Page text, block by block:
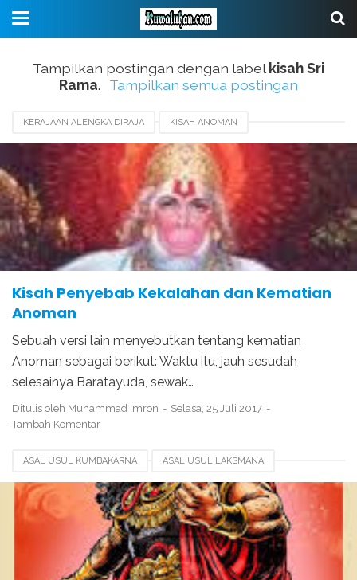
Tampilkan postingan dengan label kisah Sri
Rama. Tampilkan semua postingan
KERAJAAN ALENGKA DIRAJA KISAH ANOMAN
KISAH HANOMAN KISAH KEMATIAN ANOMAN
KISAH RAMA DAN SHINTA KISAH RAMAYANA KISAH SRI RAMA
SEJARAH KEMATIAN ANOMAN
Kisah Penyebab Kekalahan dan Kematian
Anoman
Sebuah versi lain menyebutkan tentang kematian
Anoman sebagai berikut: Waktu itu, jauh sesudah
selesainya Baratayuda, sewak…
Ditulis oleh Muhammad Imron
Selasa, 25 Juli 2017
Tambah Komentar
ASAL USUL KUMBAKARNA ASAL USUL LAKSMANA
ASAL USUL RAMAYANA KELAHIRAN RAHWANA
KISAH RAMA DAN SHINTA KISAH RAMAYANA KISAH SRI RAMA
SEJARAH RAMAYANA DAN RAHWANA